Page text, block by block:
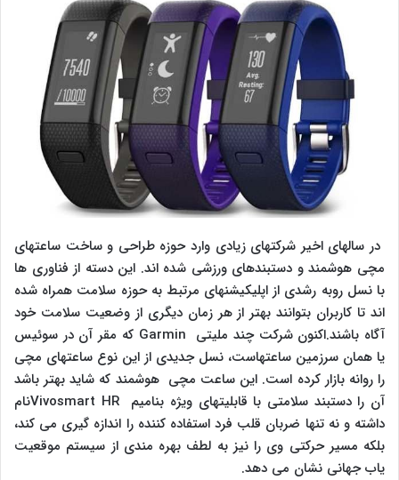
در سالهای اخیر شرکتهای زیادی وارد حوزه طراحی و ساخت ساعتهای
مچی هوشمند و دستبندهای ورزشی شده اند. این دسته از فناوری ها
با نسل روبه رشدی از اپلیکیشنهای مرتبط به حوزه سلامت همراه شده
اند تا کاربران بتوانند بهتر از هر زمان دیگری از وضعیت سلامت خود
آگاه باشند.اکنون شرکت چند ملیتی Garmin که مقر آن در سوئیس
یا همان سرزمین ساعتهاست، نسل جدیدی از این نوع ساعتهای مچی
را روانه بازار کرده است. این ساعت مچی هوشمند که شاید بهتر باشد
آن را دستبند سلامتی با قابلیتهای ویژه بنامیم Vivosmart HRنام
داشته و نه تنها ضربان قلب فرد استفاده کننده را اندازه گیری می کند،
بلکه مسیر حرکتی وی را نیز به لطف بهره مندی از سیستم موقعیت
یاب جهانی نشان می دهد.